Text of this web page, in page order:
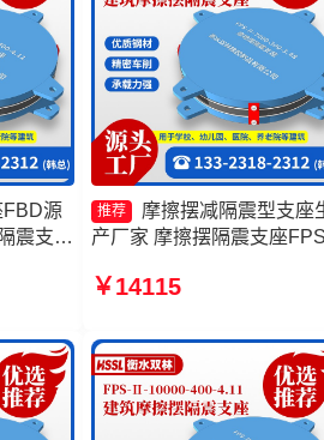
源
震支座
摆隔
推荐
摩擦摆减隔震型支座
产厂家 摩擦摆隔震支座
震支座FPSII-3000-300-
FPSII-5000-300-3.48厂家
￥14115